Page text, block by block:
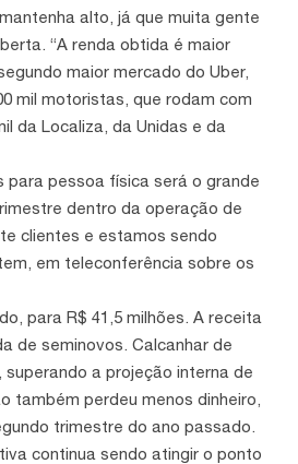
alto, já que muita gente
“A renda obtida é maior
maior mercado do Uber,
mil motoristas, que rodam com
da Localiza, da Unidas e da
para pessoa física será o grande
dentro da operação de
clientes e estamos sendo
em teleconferência sobre os
para R$ 41,5 milhões. A receita
de seminovos. Calcanhar de
a projeção interna de
também perdeu menos dinheiro,
trimestre do ano passado.
continua sendo atingir o ponto